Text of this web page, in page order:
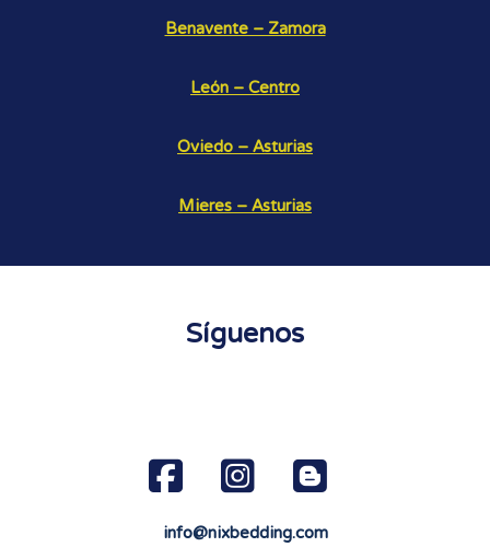
Benavente – Zamora
León – Centro
Oviedo – Asturias
Mieres – Asturias
Síguenos
info@nixbedding.com